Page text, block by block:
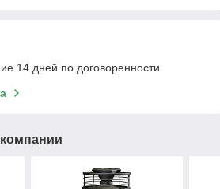
14 дней по договоренности